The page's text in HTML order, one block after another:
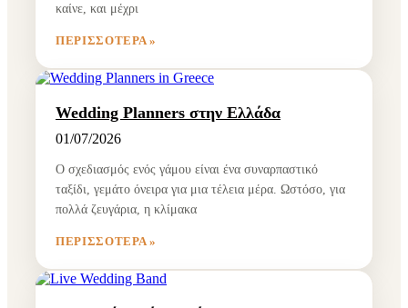
καίνε, και μέχρι
ΠΕΡΙΣΣΌΤΕΡΑ »
Wedding Planners στην Ελλάδα
01/07/2026
Ο σχεδιασμός ενός γάμου είναι ένα συναρπαστικό
ταξίδι, γεμάτο όνειρα για μια τέλεια μέρα. Ωστόσο, για
πολλά ζευγάρια, η κλίμακα
ΠΕΡΙΣΣΌΤΕΡΑ »